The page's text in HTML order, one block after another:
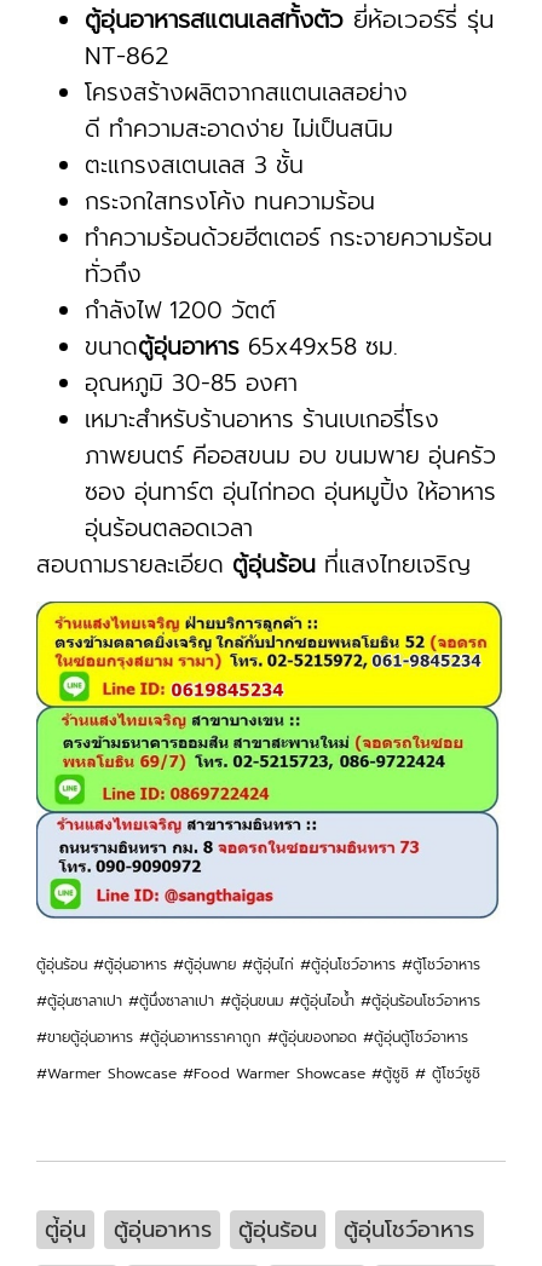
ตู้อุ่นอาหารสแตนเลสทั้งตัว ยี่ห้อเวอร์รี่ รุ่น
NT-862
โครงสร้างผลิตจากสแตนเลสอย่าง
ดี ทำความสะอาดง่าย ไม่เป็นสนิม
ตะแกรงสเตนเลส 3 ชั้น
กระจกใสทรงโค้ง ทนความร้อน
ทำความร้อนด้วยฮีตเตอร์ กระจายความร้อน
ทั่วถึง
กำลังไฟ 1200 วัตต์
ขนาดตู้อุ่นอาหาร 65x49x58 ซม.
อุณหภูมิ 30-85 องศา
เหมาะสำหรับร้านอาหาร ร้านเบเกอรี่โรง
ภาพยนตร์ คีออสขนม อบ ขนมพาย อุ่นครัว
ซอง อุ่นทาร์ต อุ่นไก่ทอด อุ่นหมูปิ้ง ให้อาหาร
อุ่นร้อนตลอดเวลา
สอบถามรายละเอียด ตู้อุ่นร้อน ที่แสงไทยเจริญ
ตู้อุ่นร้อน #ตู้อุ่นอาหาร #ตู้อุ่นพาย #ตู้อุ่นไก่ #ตู้อุ่นโชว์อาหาร #ตู้โชว์อาหาร
#ตู้อุ่นซาลาเปา #ตู้นึ่งซาลาเปา #ตู้อุ่นขนม #ตู้อุ่นไอน้ำ #ตู้อุ่นร้อนโชว์อาหาร
#ขายตู้อุ่นอาหาร #ตู้อุ่นอาหารราคาถูก #ตู้อุ่นของทอด #ตู้อุ่นตู้โชว์อาหาร
#Warmer Showcase #Food Warmer Showcase #ตู้ซูชิ # ตู้โชว์ซูชิ
ตู่้อุ่น ตู้อุ่นอาหาร ตู้อุ่นร้อน
ตู้อุ่นโชว์อาหาร